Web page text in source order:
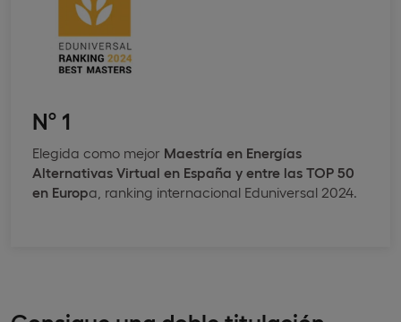
Nº 1
Elegida como mejor Maestría en Energías
Alternativas Virtual en España y entre las TOP 50
en Europa, ranking internacional Eduniversal 2024.